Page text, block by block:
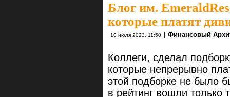
Блог им.
которые платят
10 июля 2023, 11:50 Финансовый
Коллеги, сделал
которые непрерывно
этой подборке не было
в рейтинг вошли только